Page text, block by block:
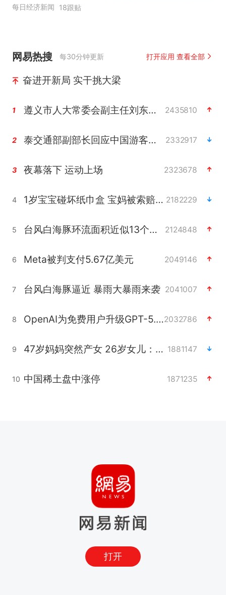
每日经济新闻 18跟贴
网易热搜 每30分钟更新 打开应用 查看全部
奋进开新局 实干挑大梁
1 遵义市人大常委会副主任刘东明被查 2435810
2 泰交通部副部长回应中国游客遭歧视 2332917
3 夜幕落下 运动上场 2323678
4 1岁宝宝碰坏纸巾盒 宝妈被索赔924元 2182229
5 台风白海豚环流面积近似13个浙江 2124848
6 Meta被判支付5.67亿美元 2049146
7 台风白海豚逼近 暴雨大暴雨来袭 2041007
8 OpenAI为免费用户升级GPT-5.6 Luna2032786
9 47岁妈妈突然产女 26岁女儿：很震惊 1881147
10 中国稀土盘中涨停 1871235
打开